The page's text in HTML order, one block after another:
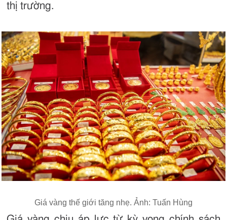
thị trường.
Giá vàng thế giới tăng nhẹ. Ảnh: Tuấn Hùng